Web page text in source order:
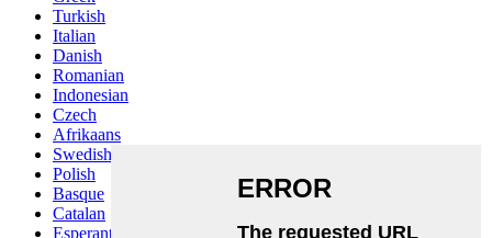
Turkish
Italian
Danish
Romanian
Indonesian
Czech
Afrikaans
Swedish
Polish
Basque
Catalan
Esperanto